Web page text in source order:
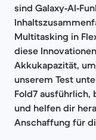
sind
Multitasking in
diese
Akkukapazität,
unserem Test
Fold7 ausführlich,
und helfen dir
Anschaffung für